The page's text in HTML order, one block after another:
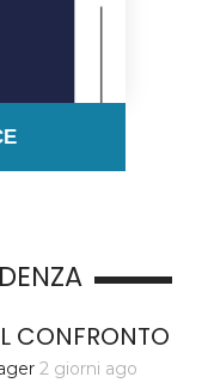
CONFRONTO
2 giorni ago